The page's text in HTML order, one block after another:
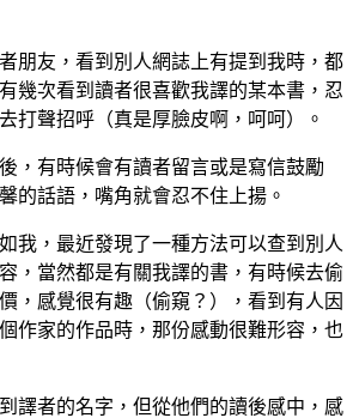
朋友，看到別人網誌上有提到我時，都
幾次看到讀者很喜歡我譯的某本書，忍
打聲招呼（真是厚臉皮啊，呵呵）。
，有時候會有讀者留言或是寫信鼓勵
的話語，嘴角就會忍不住上揚。
我，最近發現了一種方法可以查到別人
，當然都是有關我譯的書，有時候去偷
，感覺很有趣（偷窺？），看到有人因
作家的作品時，那份感動很難形容，也
譯者的名字，但從他們的讀後感中，感